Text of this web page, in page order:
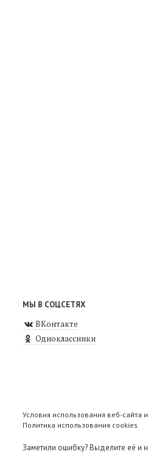
МЫ В СОЦСЕТЯХ
ВКонтакте
Одноклассники
Условия использования веб-
Политика использования cookies
Заметили ошибку? Выделите её и